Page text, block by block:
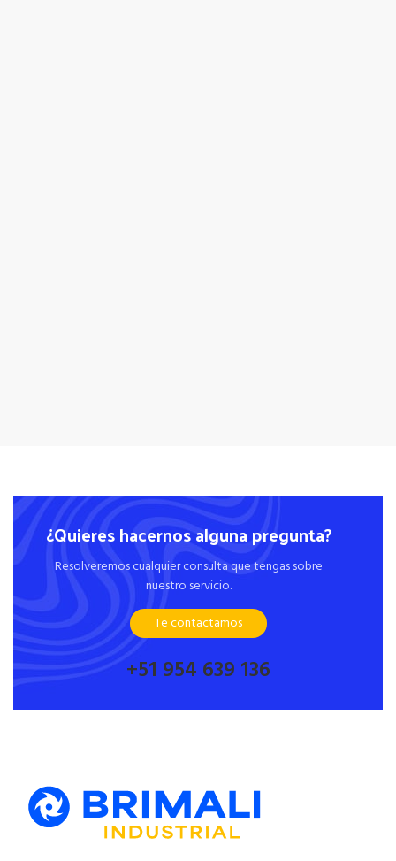
¿Quieres hacernos alguna pregunta?
Resolveremos cualquier consulta que tengas sobre
nuestro servicio.
Te contactamos
+51 954 639 136